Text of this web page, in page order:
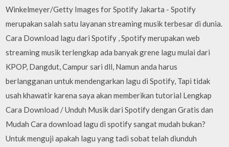
Winkelmeyer/Getty Images for Spotify Jakarta - Spotify
merupakan salah satu layanan streaming musik terbesar di dunia.
Cara Download lagu dari Spotify , Spotify merupakan web
streaming musik terlengkap ada banyak grene lagu mulai dari
KPOP, Dangdut, Campur sari dll, Namun anda harus
berlangganan untuk mendengarkan lagu di Spotify, Tapi tidak
usah khawatir karena saya akan memberikan tutorial Lengkap
Cara Download / Unduh Musik dari Spotify dengan Gratis dan
Mudah Cara download lagu di spotify sangat mudah bukan?
Untuk menguji apakah lagu yang tadi sobat telah diunduh